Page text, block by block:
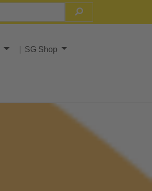
SG Shop